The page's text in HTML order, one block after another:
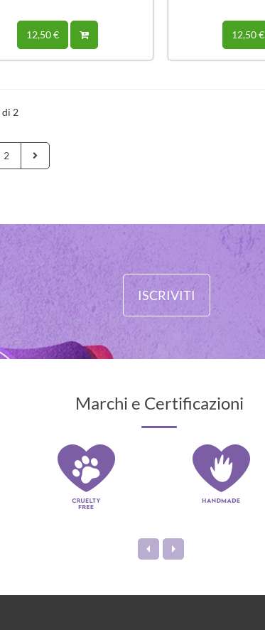
12,50 € 12,50 €
di 2
2
ISCRIVITI
Marchi e Certificazioni